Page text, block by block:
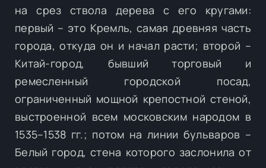
на срез ствола дерева с его кругами:
первый – это Кремль, самая древняя часть
города, откуда он и начал расти; второй –
Китай-город, бывший торговый и
ремесленный городской посад,
ограниченный мощной крепостной стеной,
выстроенной всем московским народом в
1535–1538 гг.; потом на линии бульваров –
Белый город, стена которого заслонила от